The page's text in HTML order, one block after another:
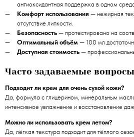
антиоксидантная поддержка в одном
Комфорт использования — нежирная
отсутствие липкости.
Безопасность — протестировано на
Оптимальный объём — 100 мл
Доступная стоимость —
Часто задаваемые вопросы
Подходит ли крем для очень сухой кожи?
Да, формула с глицерином, минеральным
интенсивное увлажнение и восстановление
Можно ли использовать крем летом?
Да, лёгкая текстура подходит для тёплого